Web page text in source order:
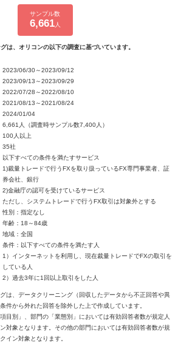
サンプル数
6,661人
は、オリコンの以下の調査に基づいています。
2023/06/30～2023/09/12
2023/09/13～2023/09/29
2022/07/28～2022/08/10
2021/08/13～2021/08/24
2024/01/04
6,661人（調査時サンプル数7,400人）
100人以上
35社
以下すべての条件を満たすサービス
1)裁量トレードで行うFXを取り扱っているFX専門事業者、証
券会社、銀行
2)金融庁の認可を受けているサービス
ただし、システムトレードで行うFX取引は対象外とする
性別：指定なし
年齢：18～84歳
地域：全国
条件：以下すべての条件を満たす人
1）インターネットを利用し、現在裁量トレードでFXの取引を
している人
2）過去3年に1回以上取引をした人
は、データクリーニング（回収したデータから不正回答や異
件から外れた回答を除外した上で作成しています。
目別」、部門の「業態別」においては有効回答者数が規定人
対象となります。その他の部門においては有効回答者数が規
イン対象となります。